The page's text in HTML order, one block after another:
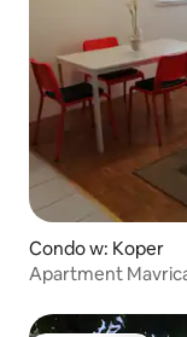
Condo w: Koper
Apartment